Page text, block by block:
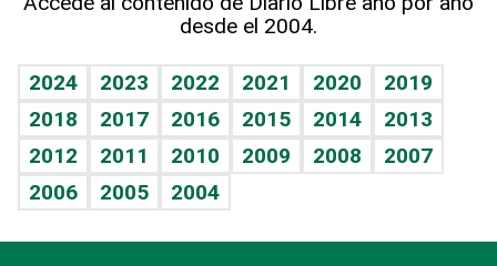
Vida y familia
Eñe
Celebrando la vida
Sin complejos
En pocas palabras
TBT Deportivo
Guía del dinero
Horóscopos
Crucigramas
desde el 2004.
2024 2023 2022 2021 2020
2019
2018
2017 2016 2015 2014
2013
2012
2011 2010 2009 2008
2007
2006
2005 2004